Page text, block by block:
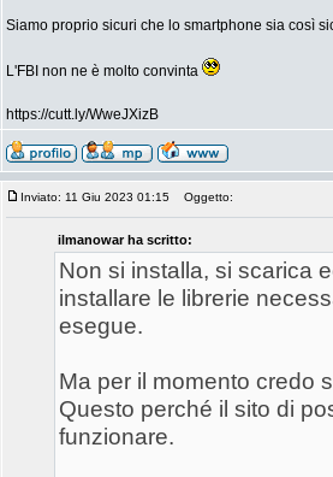
Siamo proprio sicuri che lo smartphone sia così
L'FBI non ne è molto convinta
https://cutt.ly/WweJXizB
Inviato: 11 Giu 2023 01:15 Oggetto:
ilmanowar ha scritto:
Non si installa, si scarica
installare le librerie
esegue.
Ma per il momento credo
Questo perché il sito di
funzionare.